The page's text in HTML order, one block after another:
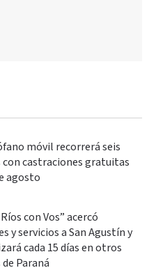
móvil recorrerá seis
con castraciones gratuitas
agosto
con Vos” acercó
y servicios a San Agustín y
cada 15 días en otros
Paraná